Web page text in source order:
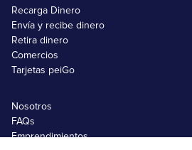
Recarga Dinero
Envía y recibe dinero
Retira dinero
Comercios
Tarjetas peiGo
Nosotros
FAQs
Emprendimientos